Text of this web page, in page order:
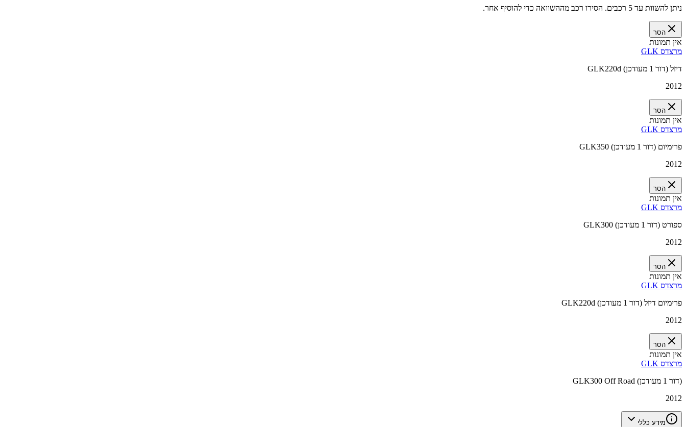
ניתן להשוות עד 5 רכבים. הסירו רכב מההשוואה כדי להוסיף אחר.
הסר
אין תמונות
מרצדס GLK
GLK220d דיזל (דור 1 מעודכן)
2012
הסר
אין תמונות
מרצדס GLK
GLK350 פרימיום (דור 1 מעודכן)
2012
הסר
אין תמונות
מרצדס GLK
GLK300 ספורט (דור 1 מעודכן)
2012
הסר
אין תמונות
מרצדס GLK
GLK220d פרימיום דיזל (דור 1 מעודכן)
2012
הסר
אין תמונות
מרצדס GLK
GLK300 Off Road (דור 1 מעודכן)
2012
מידע כללי